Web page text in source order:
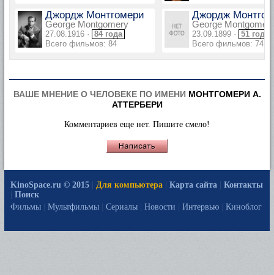
Джордж Монтгомери
George Montgomery
27.08.1916 · 84 года
Всего фильмов: 84
Джордж
George
23.09.1899 · 51 год
Всего фильмов: 74
ВАШЕ МНЕНИЕ О ЧЕЛОВЕКЕ ПО ИМЕНИ МОНТГОМЕРИ А.
АТТЕРБЕРИ
Комментариев еще нет. Пишите смело!
KinoSpace.ru © 2015 Для компьютера Карта сайта
Контакты
Поиск
Фильмы
Мультфильмы Сериалы Новости Интервью Киноблог